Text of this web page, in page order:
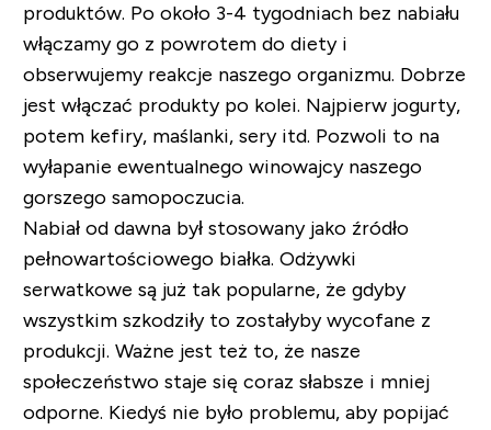
produktów. Po około 3-4 tygodniach bez nabiału
włączamy go z powrotem do diety i
obserwujemy reakcje naszego organizmu. Dobrze
jest włączać produkty po kolei. Najpierw jogurty,
potem kefiry, maślanki, sery itd. Pozwoli to na
wyłapanie ewentualnego winowajcy naszego
gorszego samopoczucia.
Nabiał od dawna był stosowany jako źródło
pełnowartościowego białka. Odżywki
serwatkowe są już tak popularne, że gdyby
wszystkim szkodziły to zostałyby wycofane z
produkcji. Ważne jest też to, że nasze
społeczeństwo staje się coraz słabsze i mniej
odporne. Kiedyś nie było problemu, aby popijać